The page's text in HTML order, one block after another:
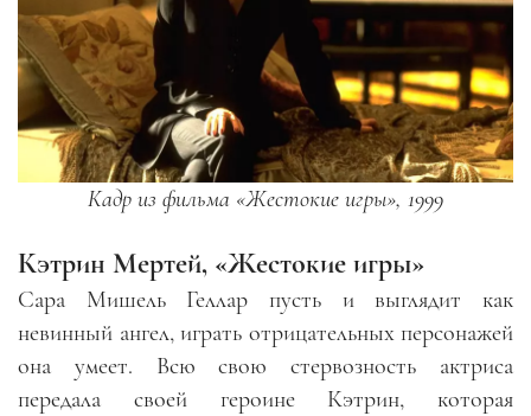
Кадр из фильма «Жестокие игры», 1999
Кэтрин Мертей, «Жестокие игры»
Сара Мишель Геллар пусть и выглядит как
невинный ангел, играть отрицательных персонажей
она умеет. Всю свою стервозность актриса
передала своей героине Кэтрин, которая